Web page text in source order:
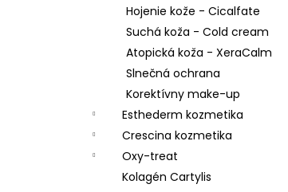
Hojenie kože - Cicalfate
Suchá koža - Cold cream
Atopická koža - XeraCalm
Slnečná ochrana
Korektívny make-up
Esthederm kozmetika
Crescina kozmetika
Oxy-treat
Kolagén Cartylis